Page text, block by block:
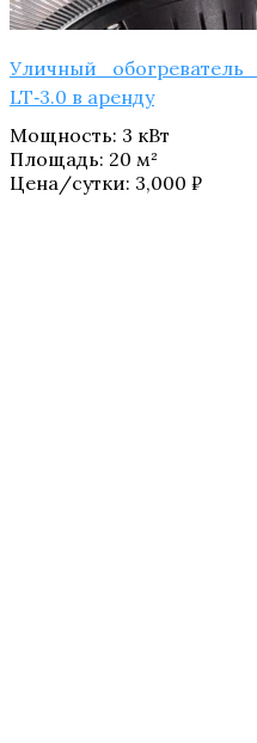
Уличный
LT‑3.0 в аренду
Мощность: 3 кВт
Площадь: 20 м²
Цена/сутки: 3,000 ₽